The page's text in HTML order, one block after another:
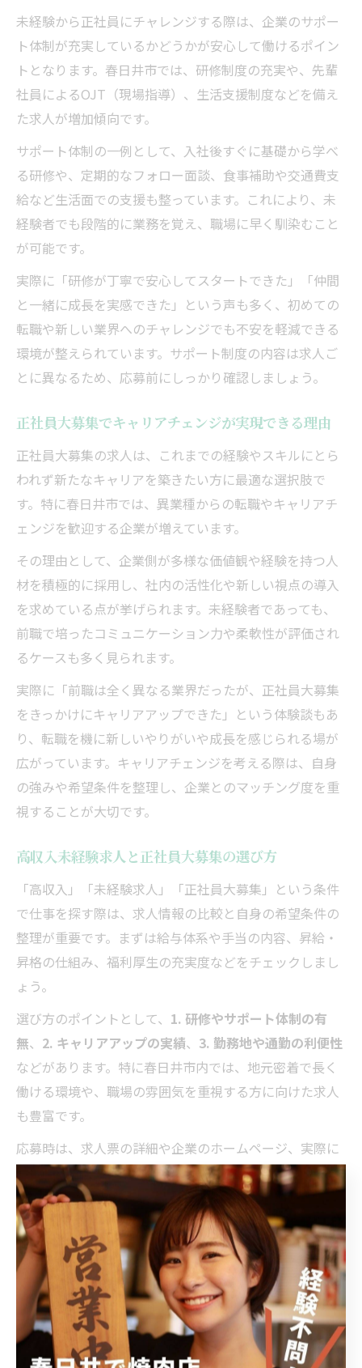
未経験から正社員にチャレンジする際は、企業のサポー
ト体制が充実しているかどうかが安心して働けるポイン
トとなります。春日井市では、研修制度の充実や、先輩
社員によるOJT（現場指導）、生活支援制度などを備え
た求人が増加傾向です。
サポート体制の一例として、入社後すぐに基礎から学べ
る研修や、定期的なフォロー面談、食事補助や交通費支
給など生活面での支援も整っています。これにより、未
経験者でも段階的に業務を覚え、職場に早く馴染むこと
が可能です。
実際に「研修が丁寧で安心してスタートできた」「仲間
と一緒に成長を実感できた」という声も多く、初めての
転職や新しい業界へのチャレンジでも不安を軽減できる
環境が整えられています。サポート制度の内容は求人ご
とに異なるため、応募前にしっかり確認しましょう。
正社員大募集でキャリアチェンジが実現できる理由
正社員大募集の求人は、これまでの経験やスキルにとら
われず新たなキャリアを築きたい方に最適な選択肢で
す。特に春日井市では、異業種からの転職やキャリアチ
ェンジを歓迎する企業が増えています。
その理由として、企業側が多様な価値観や経験を持つ人
材を積極的に採用し、社内の活性化や新しい視点の導入
を求めている点が挙げられます。未経験者であっても、
前職で培ったコミュニケーション力や柔軟性が評価され
るケースも多く見られます。
実際に「前職は全く異なる業界だったが、正社員大募集
をきっかけにキャリアアップできた」という体験談もあ
り、転職を機に新しいやりがいや成長を感じられる場が
広がっています。キャリアチェンジを考える際は、自身
の強みや希望条件を整理し、企業とのマッチング度を重
視することが大切です。
高収入未経験求人と正社員大募集の選び方
「高収入」「未経験求人」「正社員大募集」という条件
で仕事を探す際は、求人情報の比較と自身の希望条件の
整理が重要です。まずは給与体系や手当の内容、昇給・
昇格の仕組み、福利厚生の充実度などをチェックしまし
ょう。
選び方のポイントとして、 1. 研修やサポート体制の有
無、 2. キャリアアップの実績、 3. 勤務地や通勤の利便性
などがあります。特に春日井市内では、地元密着で長く
働ける環境や、職場の雰囲気を重視する方に向けた求人
も豊富です。
応募時は、求人票の詳細や企業のホームページ、実際に
働いている人の口コミなどを参考にし、納得できる職場
選びを心掛けましょう。自分に合った職場を見つけるこ
とで、未経験からでも安心して高収入と働きがいの両立
が可能になります。
高収入仕事を叶えるための選択肢
が広がる理由